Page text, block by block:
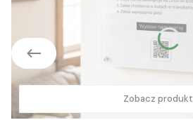
Zobacz produkt